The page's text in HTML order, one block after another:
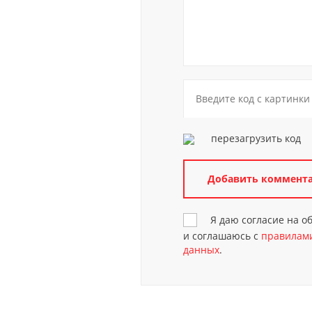
перезагрузить код
Я даю согласие на
и соглашаюсь с
данных.